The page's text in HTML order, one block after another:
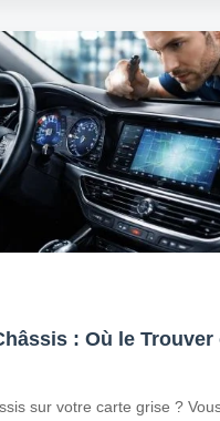
: Où le Trouver
sur votre carte grise ?